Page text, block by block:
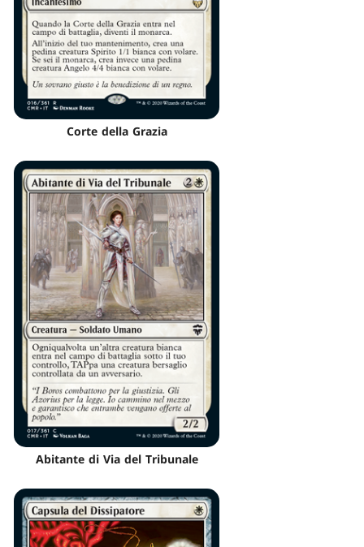
Corte della Grazia
Abitante di Via del Tribunale